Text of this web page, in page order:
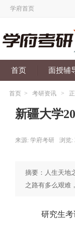
学府首页
首页 面授辅
首页 > 考研资讯 >
新疆大学
来源: 学府考研 浏览:
摘要：人生天地
之路有多么艰难
研究生考试